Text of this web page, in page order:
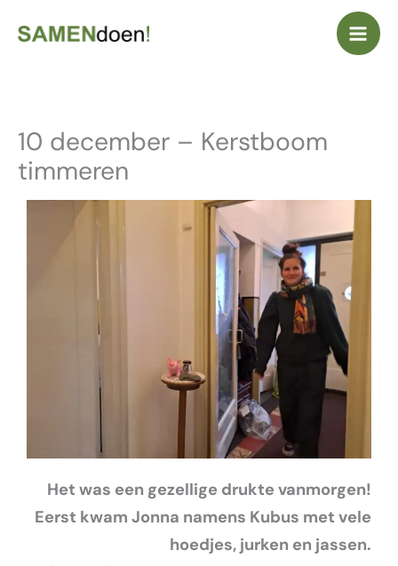
naar
10 december – Kerstboom
timmeren
Het was een gezellige drukte vanmorgen!
Eerst kwam Jonna namens Kubus met vele
hoedjes, jurken en jassen.